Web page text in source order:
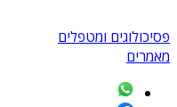
פסיכולוגים ומטפלים
מאמרים